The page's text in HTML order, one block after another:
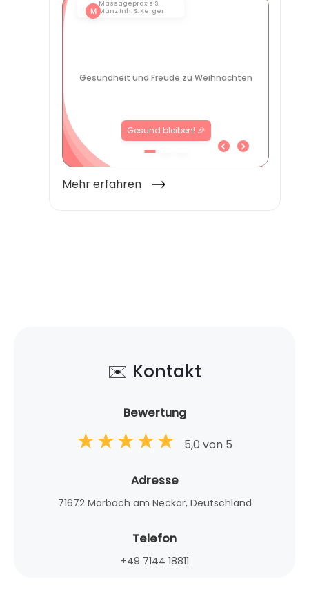
✉️ Kontakt
Bewertung
5,0 von 5
Adresse
71672 Marbach am Neckar, Deutschland
Telefon
+49 7144 18811